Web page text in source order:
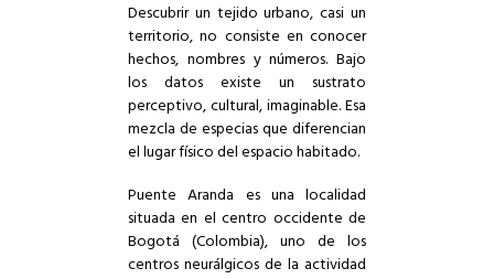
Descubrir un tejido urbano, casi un
territorio, no consiste en conocer
hechos, nombres y números. Bajo
los datos existe un sustrato
perceptivo, cultural, imaginable. Esa
mezcla de especias que diferencian
el lugar físico del espacio habitado.
Puente Aranda es una localidad
situada en el centro occidente de
Bogotá (Colombia), uno de los
centros neurálgicos de la actividad